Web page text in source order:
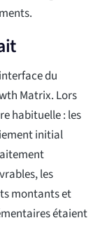
du
Matrix. Lors
habituelle : les
initial
les
montants et
étaient